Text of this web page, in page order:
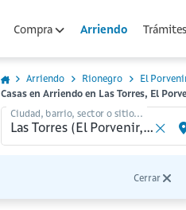
Compra Arriendo
Arriendo Rionegro El
Casas en Arriendo en Las Torres, El
Ciudad, barrio, sector o sitio...
Cerrar